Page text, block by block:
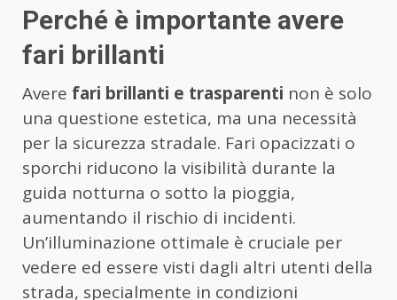
Perché è importante avere
fari brillanti
Avere fari brillanti e trasparenti non è solo
una questione estetica, ma una necessità
per la sicurezza stradale. Fari opacizzati o
sporchi riducono la visibilità durante la
guida notturna o sotto la pioggia,
aumentando il rischio di incidenti.
Un’illuminazione ottimale è cruciale per
vedere ed essere visti dagli altri utenti della
strada, specialmente in condizioni